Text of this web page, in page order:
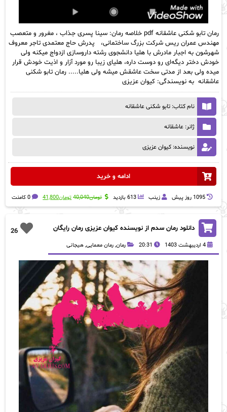
رمان تابو شکنی عاشقانه pdf خلاصه رمان: سینا پسری جذاب ، مغرور و متعصب
مهندس عمران ریس شرکت بزرگ ساختمانی، پدرش حاج معتمدی تاجر معروف
شهرشون به اجبار مادرش با هلیا دانشجوی رشته داروسازی ازدواج میکنه ولی
خودش دختر دیگه‌ای رو دوست داره، هلیای زیبا رو مورد آزار و اذیت خودش قرار
میده ولی بعد از مدتی سخت عاشقش میشه ولی هلیا..... رمان تابو شکنی
عاشقانه به نویسندگی: کیوان عزیزی
نام کتاب: تابو شکنی عاشقانه
ژانر: عاشقانه
نویسنده: کیوان عزیزی
ادامه و خرید
1095 روز پيش زینب 613 بازدید تومان40,040 قیمت
تومان41,800قیمت0 کامنت
26 دانلود رمان سدم از نویسنده کیوان عزیزی رمان رایگان
4 اردیبهشت 1403 20:31 رمان, رمان معمایی, هیجانی